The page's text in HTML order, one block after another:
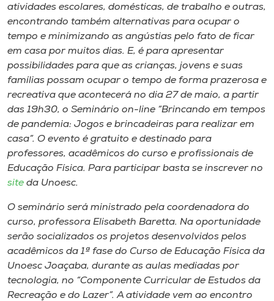
A+
A-
atividades escolares, domésticas, de trabalho e outras,
encontrando também alternativas para ocupar o
tempo e minimizando as angústias pelo fato de ficar
em casa por muitos dias. E, é para apresentar
possibilidades para que as crianças, jovens e suas
famílias possam ocupar o tempo de forma prazerosa e
recreativa que acontecerá no dia 27 de maio, a partir
das 19h30, o Seminário on-line “Brincando em tempos
de pandemia: Jogos e brincadeiras para realizar em
casa”. O evento é gratuito e destinado para
professores, acadêmicos do curso e profissionais de
Educação Física. Para participar basta se inscrever no
site da Unoesc.
O seminário será ministrado pela coordenadora do
curso, professora Elisabeth Baretta. Na oportunidade
serão socializados os projetos desenvolvidos pelos
acadêmicos da 1ª fase do Curso de Educação Física da
Unoesc Joaçaba, durante as aulas mediadas por
tecnologia, no “Componente Curricular de Estudos da
Recreação e do Lazer”. A atividade vem ao encontro